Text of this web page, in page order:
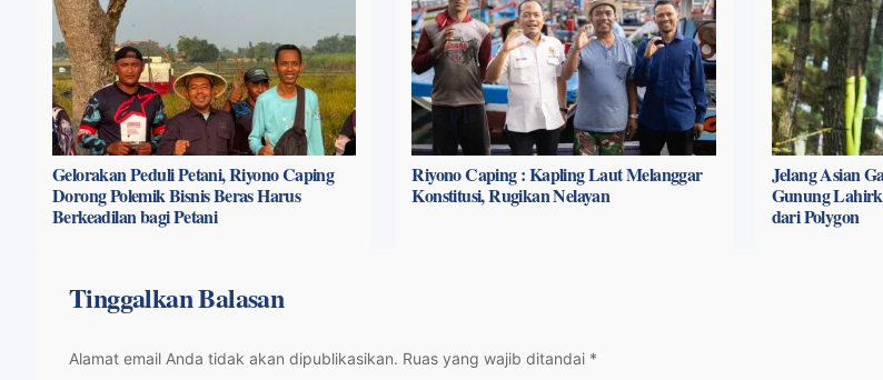
Gelorakan Peduli Petani, Riyono Caping
Dorong Polemik Bisnis Beras Harus
Berkeadilan bagi Petani
Riyono Caping : Kapling Laut Melanggar
Konstitusi, Rugikan Nelayan
Jelang Asian
Gunung
dari Polygon
Tinggalkan Balasan
Alamat email Anda tidak akan dipublikasikan. Ruas yang wajib ditandai *